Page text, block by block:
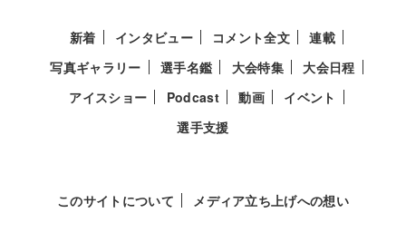
新着 インタビュー コメント全文
連載
写真ギャラリー
選手名鑑 大会特集
大会日程
アイスショー
Podcast 動画
イベント
選手支援
このサイトについて メディア立ち上げへの想い